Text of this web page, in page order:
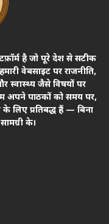
है जो पूरे देश से सटीक
वेबसाइट पर राजनीति,
स्वास्थ्य जैसे विषयों पर
अपने पाठकों को समय पर,
लिए प्रतिबद्ध हैं — बिना
के।